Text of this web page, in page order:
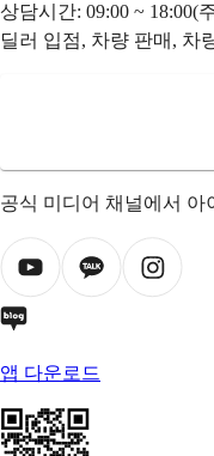
상담시간: 09:00 ~ 18:00(
딜러 입점, 차량 판매, 차
공식 미디어 채널에서 아
앱 다운로드